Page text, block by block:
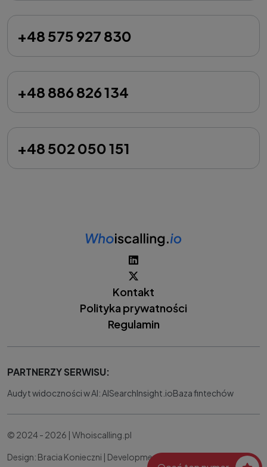
+48 575 927 830
+48 886 826 134
+48 502 050 151
Kontakt
Polityka prywatności
Regulamin
PARTNERZY SERWISU:
Audyt widoczności w AI: AISearchInsight.ioBaza fintechów
© 2024 - 2026 | Whoiscalling.pl
Design: Bracia Konieczni | Development: